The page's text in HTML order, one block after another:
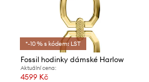
*-10 % s kódem: LST
Fossil hodinky dámské Harlow
Aktuální cena:
4599 Kč